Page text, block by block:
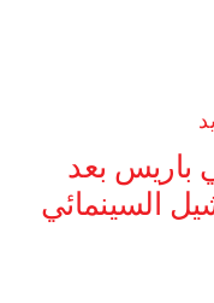
باريس بعد
السينمائي